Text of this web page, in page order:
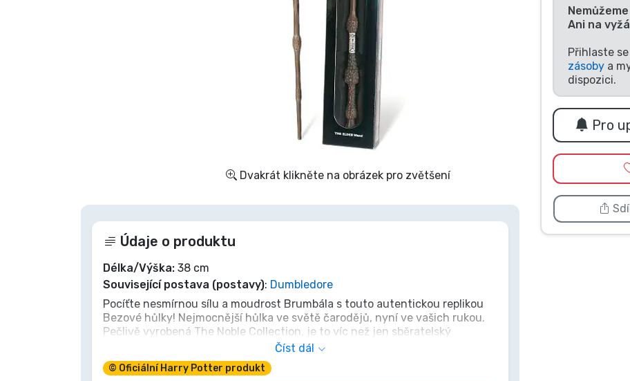
Dvakrát klikněte na obrázek pro zvětšení
Ani na
Přihlaste
zásoby a
dispozici.
Pro
Údaje o produktu
Délka/Výška: 38 cm
Související postava (postavy): Dumbledore
Pocíťte nesmírnou sílu a moudrost Brumbála s touto autentickou replikou
Bezové hůlky! Nejmocnější hůlka ve světě čarodějů, nyní ve vašich rukou.
Pečlivě vyrobená The Noble Collection, je to víc než jen sběratelský
předmět; je to kousek historie. Pamatujte: „Jsou to naše volby, Harry, které
ukazují, čím skutečně jsme, mnohem více než naše schopnosti.“ Učiňte
rozhodnutí vlastnit tuto legendu.
Číst dál
© Oficiální Harry Potter produkt
Sportovní věci
Typy produktů